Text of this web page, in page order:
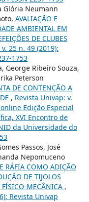
Glória Neumann
AVALIAÇÃO E
AMBIENTAL EM
DE CLUBES
25 n. 49 (2019):
1753
George Ribeiro Souza,
Peterson
DE CONTENÇÃO A
, Revista Univap: v.
Edição Especial
XVI Encontro de
da Universidade do
Passos, José
Nepomuceno
RÁFIA COMO ADIÇÃO
DE TIJOLOS
FÍSICO-MECÂNICA ,
Revista Univap